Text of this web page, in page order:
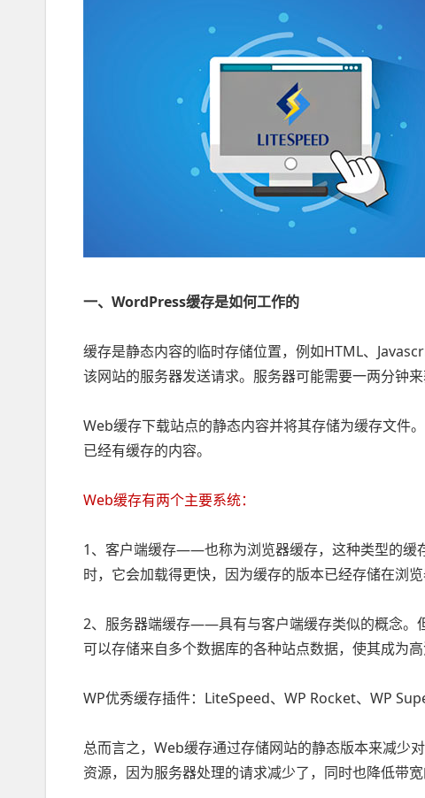
一、WordPress缓存是如何工作的
缓存是静态内容的临时存储位置，例如HTML、
该网站的服务器发送请求。服务器可能需要一两分钟
Web缓存下载站点的静态内容并将其存储为缓存文件
已经有缓存的内容。
Web缓存有两个主要系统：
1、客户端缓存——也称为浏览器缓存，这种类型的缓
时，它会加载得更快，因为缓存的版本已经存储在浏览
2、服务器端缓存——具有与客户端缓存类似的概念。
可以存储来自多个数据库的各种站点数据，使其成为高
WP优秀缓存插件：LiteSpeed、WP Rocket、WP
总而言之，Web缓存通过存储网站的静态版本来减少
资源，因为服务器处理的请求减少了，同时也降低带